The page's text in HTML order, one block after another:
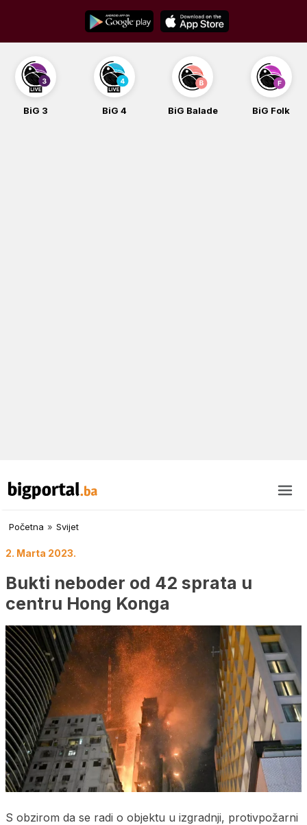
content
BiG 4 BiG Balade BiG Folk BiG iG
Početna » Svijet
2. Marta 2023.
Bukti neboder od 42 sprata u
centru Hong Konga
S obzirom da se radi o objektu u izgradnji, protivpožarni